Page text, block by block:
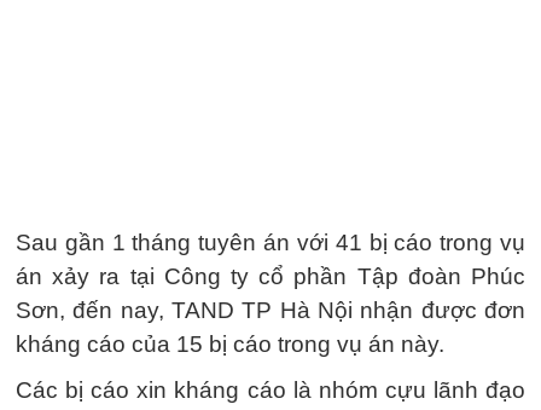
Sau gần 1 tháng tuyên án với 41 bị cáo trong vụ
án xảy ra tại Công ty cổ phần Tập đoàn Phúc
Sơn, đến nay, TAND TP Hà Nội nhận được đơn
kháng cáo của 15 bị cáo trong vụ án này.
Các bị cáo xin kháng cáo là nhóm cựu lãnh đạo